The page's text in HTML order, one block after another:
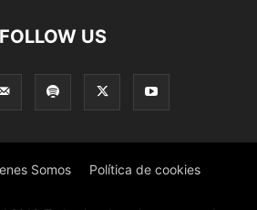
FOLLOW US
Somos Política de cookies